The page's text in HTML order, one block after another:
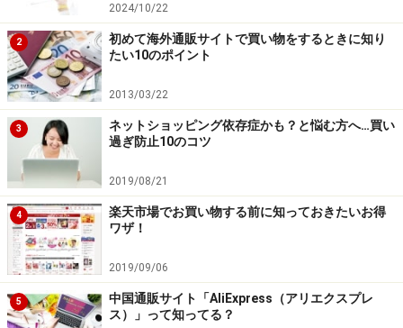
2024/10/22
2
初めて海外通販サイトで買い物をするときに知り
たい10のポイント
2013/03/22
3
ネットショッピング依存症かも？と悩む方へ…買い
過ぎ防止10のコツ
2019/08/21
4
楽天市場でお買い物する前に知っておきたいお得
ワザ！
2019/09/06
5
中国通販サイト「AliExpress（アリエクスプレ
ス）」って知ってる？